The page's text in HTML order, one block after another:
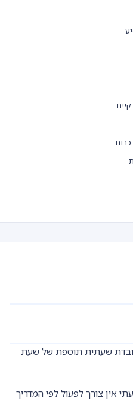
שעתית תוספת של שעת
אין צורך לפעול לפי המדריך